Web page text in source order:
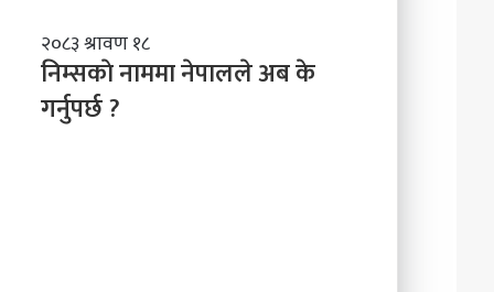
नि
म्स
काे
ना
२०८३ श्रावण १८
निम्सकाे नाममा नेपालले अब के
गर्नुपर्छ ?